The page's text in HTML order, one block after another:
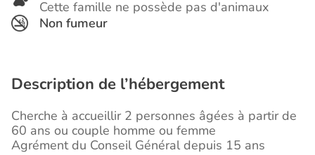
Cette famille ne possède pas d'animaux
Non fumeur
Description de l’hébergement
Cherche à accueillir 2 personnes âgées à partir de
60 ans ou couple homme ou femme
Agrément du Conseil Général depuis 15 ans